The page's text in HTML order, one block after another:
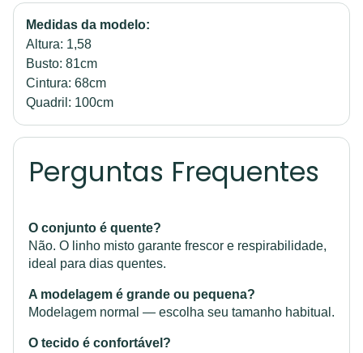
Medidas da modelo:
Altura: 1,58
Busto: 81cm
Cintura: 68cm
Quadril: 100cm
Perguntas Frequentes
O conjunto é quente?
Não. O linho misto garante frescor e respirabilidade,
ideal para dias quentes.
A modelagem é grande ou pequena?
Modelagem normal — escolha seu tamanho habitual.
O tecido é confortável?